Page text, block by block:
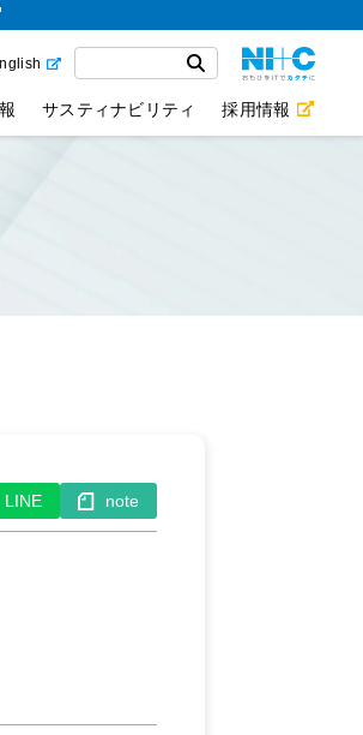
サスティナビリティ 採用情報
LINE note